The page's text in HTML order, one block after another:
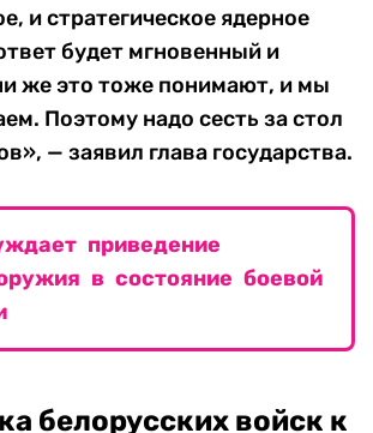
и стратегическое ядерное
будет мгновенный и
же это тоже понимают, и мы
Поэтому надо сесть за стол
— заявил глава государства.
приведение
в состояние боевой
белорусских войск к